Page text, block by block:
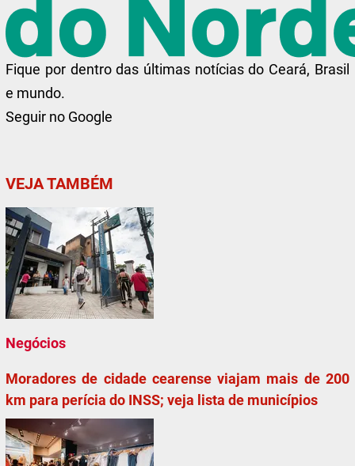
Fique por dentro das últimas notícias do Ceará, Brasil
e mundo.
Seguir no Google
VEJA TAMBÉM
Negócios
Moradores de cidade cearense viajam mais de 200
km para perícia do INSS; veja lista de municípios